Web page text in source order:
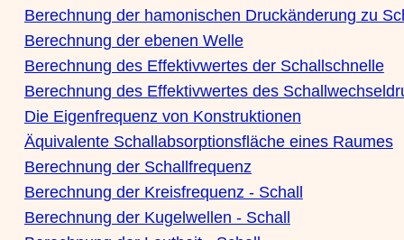
Berechnung der hamonischen Druckänderung zu
Berechnung der ebenen Welle
Berechnung des Effektivwertes der Schallschnelle
Berechnung des Effektivwertes des
Die Eigenfrequenz von Konstruktionen
Äquivalente Schallabsorptionsfläche eines Raumes
Berechnung der Schallfrequenz
Berechnung der Kreisfrequenz - Schall
Berechnung der Kugelwellen - Schall